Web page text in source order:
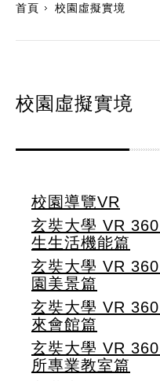
首頁 校園虛擬實境
校園虛擬實境
校園導覽VR
玄奘大學 VR
生生活機能篇
玄奘大學 VR
園美景篇
玄奘大學 VR
來會館篇
玄奘大學 VR
所專業教室篇